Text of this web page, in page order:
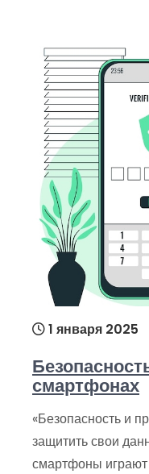
1 января 2025
смартфонах
«Безопасность и
защитить свои
смартфоны